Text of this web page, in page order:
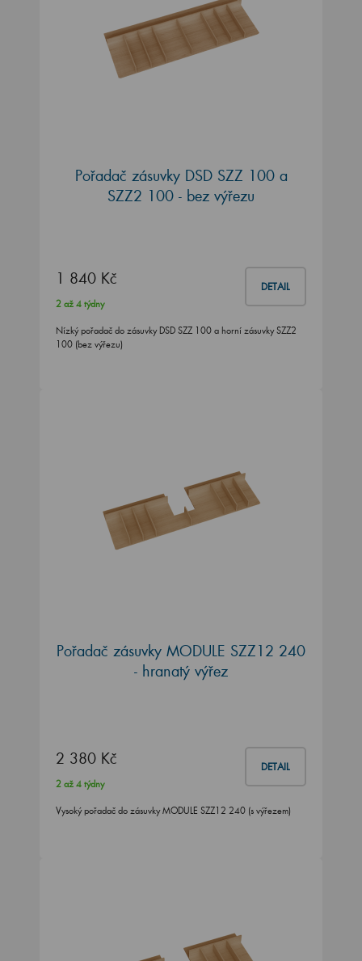
Pořadač zásuvky DSD SZZ 100 a
SZZ2 100 - bez výřezu
1 840 Kč DETAIL
2 až 4 týdny
Nízký pořadač do zásuvky DSD SZZ 100 a horní zásuvky SZZ2
100 (bez výřezu)
Pořadač zásuvky MODULE SZZ12 240
- hranatý výřez
2 380 Kč DETAIL
2 až 4 týdny
Vysoký pořadač do zásuvky MODULE SZZ12 240 (s výřezem)